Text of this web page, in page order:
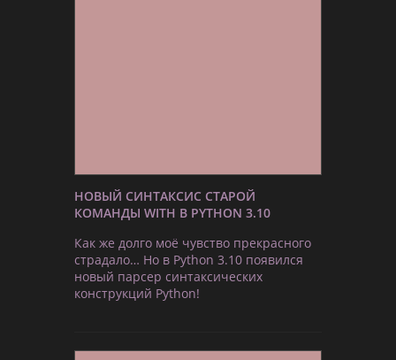
НОВЫЙ СИНТАКСИС СТАРОЙ
КОМАНДЫ WITH В PYTHON 3.10
Как же долго моё чувство прекрасного
страдало… Но в Python 3.10 появился
новый парсер синтаксических
конструкций Python!